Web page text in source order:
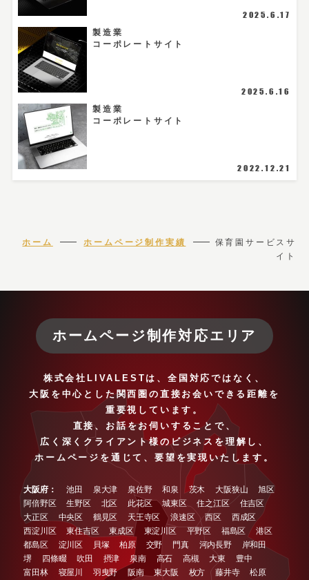
2025.6.17
製造業
コーポレートサイト
2025.6.16
製造業
コーポレートサイト
2022.12.21
ホーム ホームページ制作実績
保育園サービスサ
イト
ホームページ制作対応エリア
株式会社LIVALESTは、 全国対応ではなく、
大阪を中心とした関西圏の 直接お会いできる距離を
重要視しています。
直接、お話をお伺いすることで、
広く深くクライアント様のビジネスを理解し、
ホームページを通じて、 要望を実現いたします。
大阪府： 池田 泉大津 泉佐野 和泉 茨木 大阪狭山
旭区
阿倍野区
生野区 北区 此花区 城東区 住之江区
住吉区
大正区
中央区 鶴見区 天王寺区 浪速区 西区
西成区
西淀川区
東住吉区 東成区 東淀川区 平野区 福島区
港区
都島区
淀川区 貝塚 柏原 交野 門真 河内長野
岸和田
堺
四條畷 吹田 摂津 泉南 高石 高槻 大東
豊中
富田林
寝屋川 羽曳野 阪南 東大阪 枚方 藤井寺 松原